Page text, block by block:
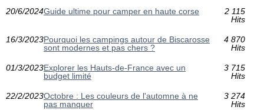
20/6/2024Guide ultime pour camper en haute corse
2 115
Hits
16/3/2023Pourquoi les campings autour de Biscarosse
sont modernes et pas chers ?
4 870
Hits
01/3/2023Explorer les Hauts-de-France avec un
budget limité
3 715
Hits
22/2/2023Octobre : Les couleurs de l'automne à ne
pas manquer
3 274
Hits